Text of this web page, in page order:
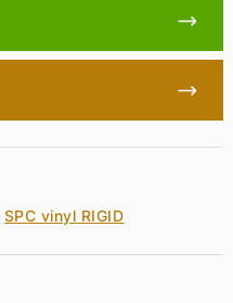
SPC vinyl RIGID